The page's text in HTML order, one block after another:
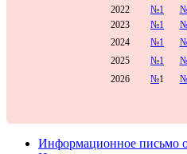
2022
№1
2023
№1
2024
№1
2025
№1
2026
№1
Информационное письмо